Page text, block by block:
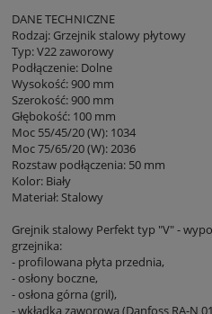
DANE TECHNICZNE
Rodzaj: Grzejnik stalowy płytowy
Typ: V22 zaworowy
Podłączenie: Dolne
Wysokość: 900 mm
Szerokość: 900 mm
Głębokość: 100 mm
Moc 55/45/20 (W): 1034
Moc 75/65/20 (W): 2036
Rozstaw podłączenia: 50 mm
Kolor: Biały
Materiał: Stalowy
Grejnik stalowy Perfekt typ "V" -
grzejnika:
- profilowana płyta przednia,
- osłony boczne,
- osłona górna (gril),
- wkładka zaworowa (Danfoss RA-N